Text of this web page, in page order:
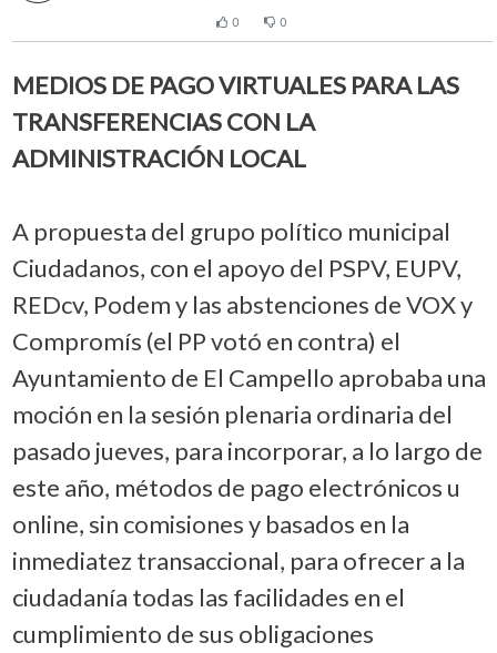
0 0
MEDIOS DE PAGO VIRTUALES PARA LAS
TRANSFERENCIAS CON LA
ADMINISTRACIÓN LOCAL
A propuesta del grupo político municipal
Ciudadanos, con el apoyo del PSPV, EUPV,
REDcv, Podem y las abstenciones de VOX y
Compromís (el PP votó en contra) el
Ayuntamiento de El Campello aprobaba una
moción en la sesión plenaria ordinaria del
pasado jueves, para incorporar, a lo largo de
este año, métodos de pago electrónicos u
online, sin comisiones y basados en la
inmediatez transaccional, para ofrecer a la
ciudadanía todas las facilidades en el
cumplimiento de sus obligaciones